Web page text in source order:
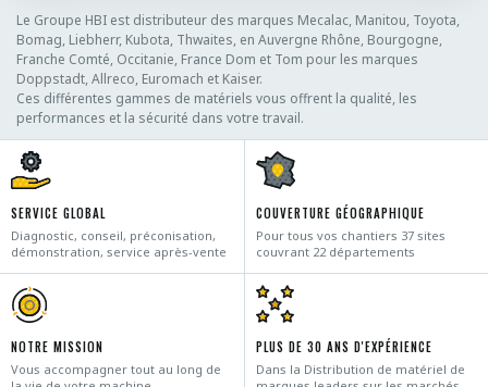
Le Groupe HBI est distributeur des marques Mecalac, Manitou, Toyota,
Bomag, Liebherr, Kubota, Thwaites, en Auvergne Rhône, Bourgogne,
Franche Comté, Occitanie, France Dom et Tom pour les marques
Doppstadt, Allreco, Euromach et Kaiser.
Ces différentes gammes de matériels vous offrent la qualité, les
performances et la sécurité dans votre travail.
SERVICE GLOBAL
Diagnostic, conseil, préconisation,
démonstration, service après-vente
COUVERTURE GÉOGRAPHIQUE
Pour tous vos chantiers 37 sites
couvrant 22 départements
NOTRE MISSION
Vous accompagner tout au long de
PLUS DE 30 ANS D'EXPÉRIENCE
Dans la Distribution de matériel de